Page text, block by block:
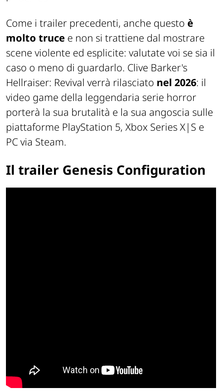
Come i trailer precedenti, anche questo è
molto truce e non si trattiene dal mostrare
scene violente ed esplicite: valutate voi se sia il
caso o meno di guardarlo. Clive Barker's
Hellraiser: Revival verrà rilasciato nel 2026: il
video game della leggendaria serie horror
porterà la sua brutalità e la sua angoscia sulle
piattaforme PlayStation 5, Xbox Series X|S e
PC via Steam.
Il trailer Genesis Configuration